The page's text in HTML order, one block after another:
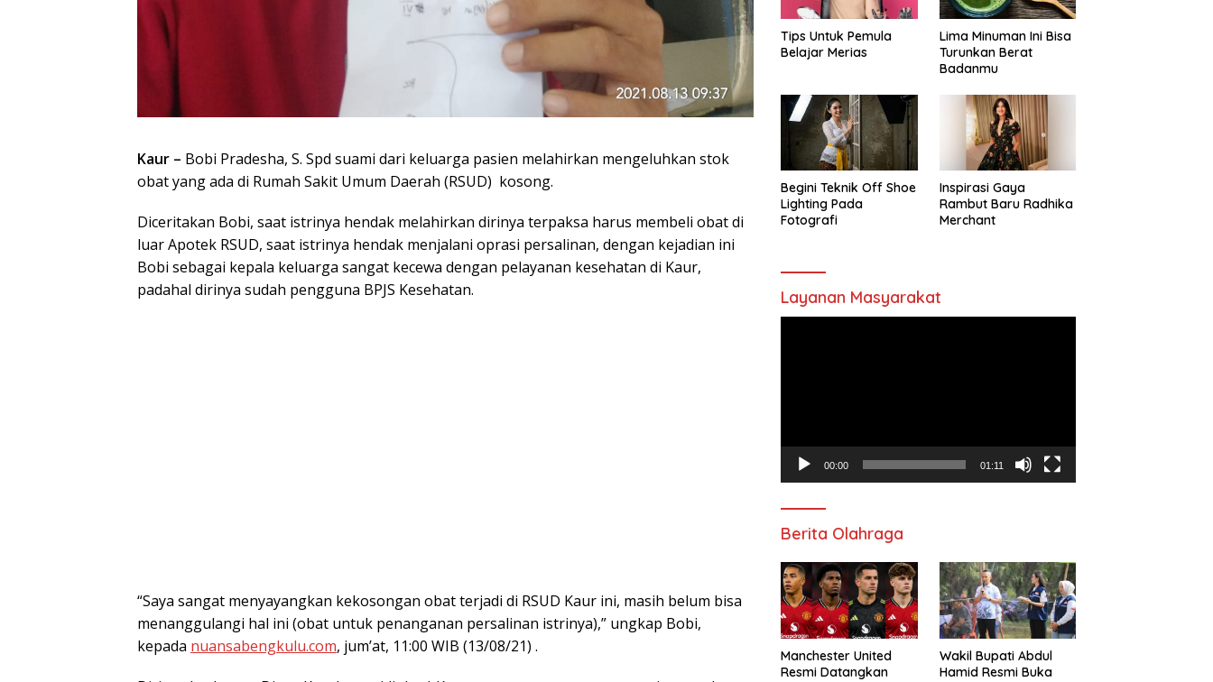
Kaur – Bobi Pradesha, S. Spd suami dari keluarga pasien melahirkan mengeluhkan stok
obat yang ada di Rumah Sakit Umum Daerah (RSUD) kosong.
Diceritakan Bobi, saat istrinya hendak melahirkan dirinya terpaksa harus membeli obat di
luar Apotek RSUD, saat istrinya hendak menjalani oprasi persalinan, dengan kejadian ini
Bobi sebagai kepala keluarga sangat kecewa dengan pelayanan kesehatan di Kaur,
padahal dirinya sudah pengguna BPJS Kesehatan.
“Saya sangat menyayangkan kekosongan obat terjadi di RSUD Kaur ini, masih belum bisa
menanggulangi hal ini (obat untuk penanganan persalinan istrinya),” ungkap Bobi,
kepada nuansabengkulu.com, jum’at, 11:00 WIB (13/08/21) .
Tips Untuk Pemula
Belajar Merias
Lima Minuman Ini Bisa
Turunkan Berat
Badanmu
Begini Teknik Off Shoe
Lighting Pada
Fotografi
Inspirasi Gaya
Rambut Baru Radhika
Merchant
Layanan Masyarakat
00:00 01:11
Berita Olahraga
Manchester United
Resmi Datangkan
Wakil Bupati Abdul
Hamid Resmi Buka